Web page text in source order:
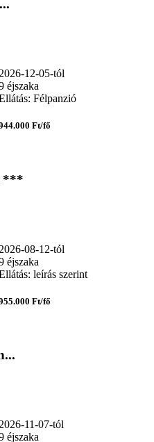
2026-12-05-tól
éjszaka
Félpanzió
Ft/fő
***
2026-08-12-tól
éjszaka
leírás szerint
Ft/fő
2026-11-07-tól
éjszaka